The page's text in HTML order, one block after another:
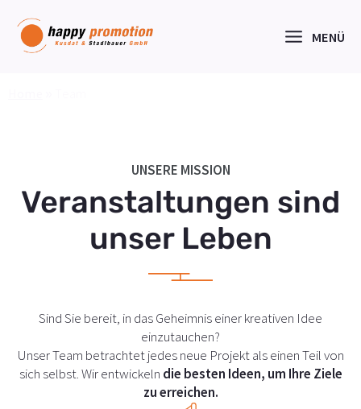
Inhalt
springen
MENÜ
UNSERE MISSION
Veranstaltungen sind
unser Leben
Sind Sie bereit, in das Geheimnis einer kreativen Idee
einzutauchen?
Unser Team betrachtet jedes neue Projekt als einen Teil von
sich selbst. Wir entwickeln die besten Ideen, um Ihre Ziele
zu erreichen.